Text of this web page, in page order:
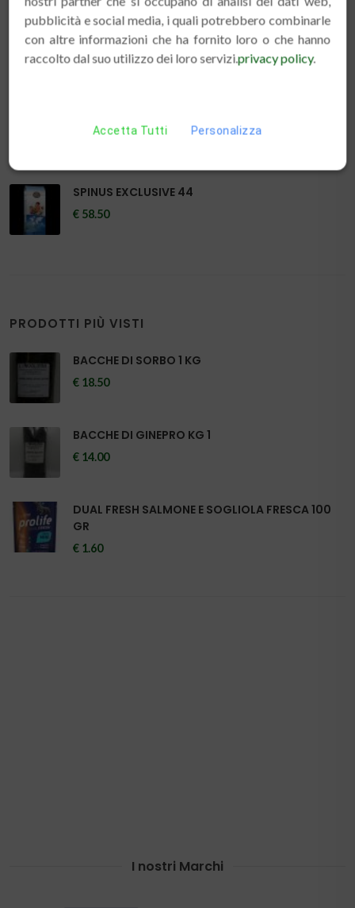
ULTIMI INSERITI
VETLINE INTESTINAL CONIGLIO 1,4 KG
€ 21.50
€ 9.50
SPINUS EXCLUSIVE 44
€ 58.50
PRODOTTI PIÙ VISTI
BACCHE DI SORBO 1 KG
€ 18.50
BACCHE DI GINEPRO KG 1
€ 14.00
DUAL FRESH SALMONE E SOGLIOLA FRESCA 100
GR
€ 1.60
I nostri Marchi
pubblicità e social media, i quali potrebbero combinarle
con altre informazioni che ha fornito loro o che hanno
raccolto dal suo utilizzo dei loro servizi.privacy policy.
Accetta Tutti Personalizza